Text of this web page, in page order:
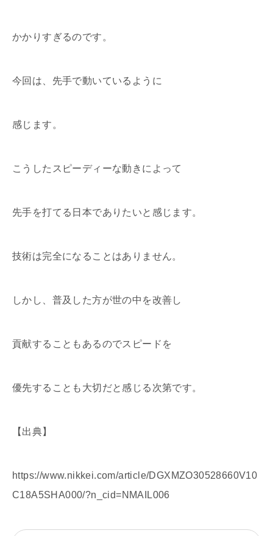
かかりすぎるのです。
今回は、先手で動いているように
感じます。
こうしたスピーディーな動きによって
先手を打てる日本でありたいと感じます。
技術は完全になることはありません。
しかし、普及した方が世の中を改善し
貢献することもあるのでスピードを
優先することも大切だと感じる次第です。
【出典】
https://www.nikkei.com/article/DGXMZO30528660V10
C18A5SHA000/?n_cid=NMAIL006